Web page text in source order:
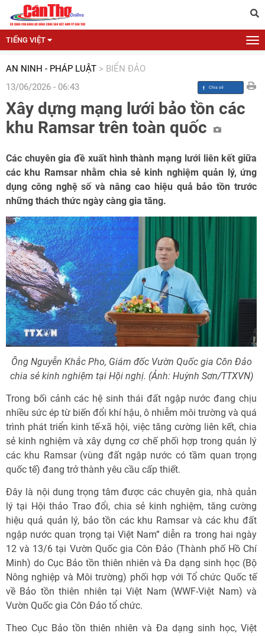
TIẾNG VIỆT
AN NINH - PHÁP LUẬT > BIỂN ĐẢO
13/06/2026 - 06:43
Xây dựng mạng lưới bảo tồn các
khu Ramsar trên toàn quốc
Các chuyên gia đề xuất hình thành mạng lưới liên kết giữa
các khu Ramsar nhằm chia sẻ kinh nghiệm quản lý, ứng
dụng công nghệ số và nâng cao hiệu quả bảo tồn trước
những thách thức ngày càng gia tăng.
Ông Nguyễn Khắc Pho, Giám đốc Vườn Quốc gia Côn Đảo
chia sẻ kinh nghiệm tại Hội nghị. (Ảnh: Huỳnh Sơn/TTXVN)
Trong bối cảnh các hệ sinh thái đất ngập nước đang chịu
nhiều sức ép từ biến đổi khí hậu, ô nhiễm môi trường và quá
trình phát triển kinh tế-xã hội, việc tăng cường liên kết, chia
sẻ kinh nghiệm và xây dựng cơ chế phối hợp trong quản lý
các khu Ramsar (vùng đất ngập nước có tầm quan trọng
quốc tế) đang trở thành yêu cầu cấp thiết.
Đây là nội dung trọng tâm được các chuyên gia, nhà quản
lý tại Hội thảo Trao đổi, chia sẻ kinh nghiệm, tăng cường
hiệu quả quản lý, bảo tồn các khu Ramsar và các khu đất
ngập nước quan trọng tại Việt Nam” diễn ra trong hai ngày
12 và 13/6 tại Vườn Quốc gia Côn Đảo (Thành phố Hồ Chí
Minh) do Cục Bảo tồn thiên nhiên và Đa dạng sinh học (Bộ
Nông nghiệp và Môi trường) phối hợp với Tổ chức Quốc tế
về Bảo tồn thiên nhiên tại Việt Nam (WWF-Việt Nam) và
Vườn Quốc gia Côn Đảo tổ chức.
Theo Cục Bảo tồn thiên nhiên và Đa dạng sinh học, Việt